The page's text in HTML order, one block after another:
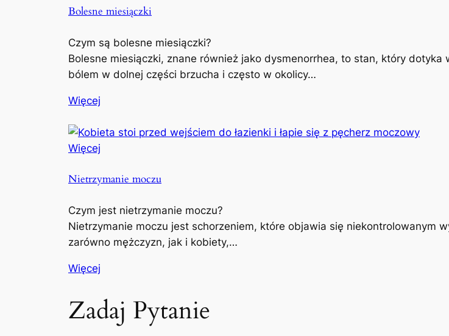
Bolesne miesiączki
Czym są bolesne miesiączki?
Bolesne miesiączki, znane również jako dysmenorrhea, to stan, który
bólem w dolnej części brzucha i często w okolicy…
Więcej
Więcej
Nietrzymanie moczu
Czym jest nietrzymanie moczu?
Nietrzymanie moczu jest schorzeniem, które objawia się niekontrolowanym
zarówno mężczyzn, jak i kobiety,…
Więcej
Zadaj Pytanie